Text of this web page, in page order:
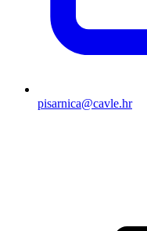
pisarnica@cavle.hr